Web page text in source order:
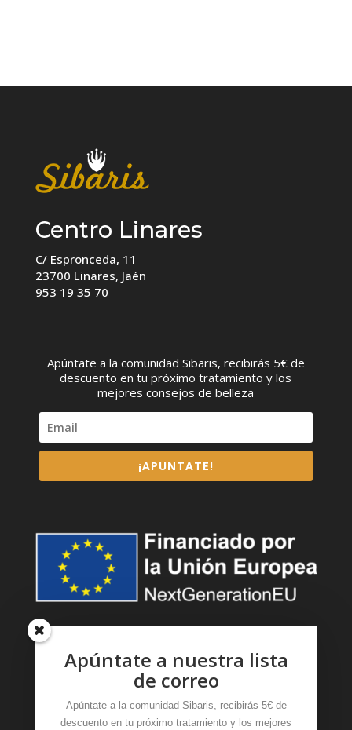
Centro Linares
C/ Espronceda, 11
23700 Linares, Jaén
953 19 35 70
Apúntate a la comunidad Sibaris, recibirás 5€ de
descuento en tu próximo tratamiento y los
mejores consejos de belleza
¡APUNTATE!
Apúntate a nuestra lista
de correo
Apúntate a la comunidad Sibaris, recibirás 5€ de
descuento en tu próximo tratamiento y los mejores